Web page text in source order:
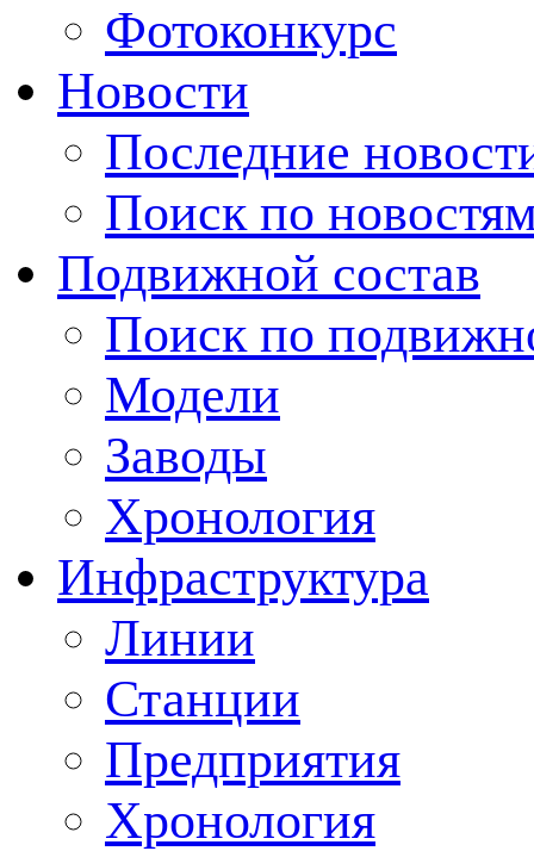
Фотоконкурс
Новости
Последние
Поиск по
Подвижной состав
Поиск по
Модели
Заводы
Хронология
Инфраструктура
Линии
Станции
Предприятия
Хронология